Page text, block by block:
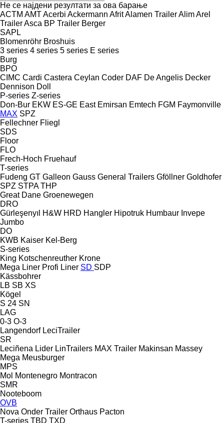
Не се најдени резултати за ова барање
ACTM AMTAcerbi Ackermann AfritAlamen TrailerAlimArel
TrailerAsca BP Trailer Berger
SAPL
Blomenröhr Broshuis
3 series 4 series 5 series E series
Burg
BPO
CIMC Cardi Castera Ceylan Coder DAF De Angelis Decker
Dennison Doll
P-series Z-series
Don-Bur EKW ES-GE East Emirsan Emtech FGM Faymonville
MAX SPZ
Fellechner Fliegl
SDS
Floor
FLO
Frech-Hoch Fruehauf
T-series
Fudeng GT Galleon Gauss General Trailers Gföllner Goldhofer
SPZ STPA THP
Great Dane Groenewegen
DRO
Gürleşenyıl
H&W HRD Hangler Hipotruk Humbaur Invepe
Jumbo
DO
KWB Kaiser Kel-Berg
S-series
King Kotschenreuther Krone
Mega Liner Profi Liner SD SDP
Kässbohrer
LB SB XS
Kögel
S 24 SN
LAG
0-3 O-3
Langendorf LeciTrailer
SR
Leciñena Lider LinTrailers MAX Trailer Makinsan Massey
Mega Meusburger
MPS
Mol Montenegro Montracon
SMR
Nooteboom
OVB
Nova Onder Trailer Orthaus Pacton
T-series TBD TXD